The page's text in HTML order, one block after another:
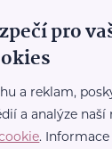
Praha
pro
a reklam,
a analýze naší
.